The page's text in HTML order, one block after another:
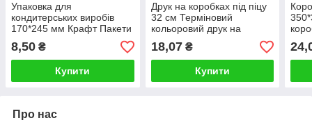
Упаковка для
кондитерських виробів
170*245 мм Крафт Пакети
пряників із застібкою
липкою
8,50 ₴
Купити
Друк на коробках під піцу
32 см Терміновий
кольоровий друк на
коробках малим тиражем
18,07₴
Купити
Про нас